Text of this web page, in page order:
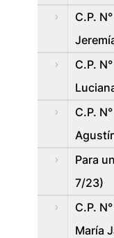
C.P.
C.P.
C.P.
Para
7/23)
C.P.
María